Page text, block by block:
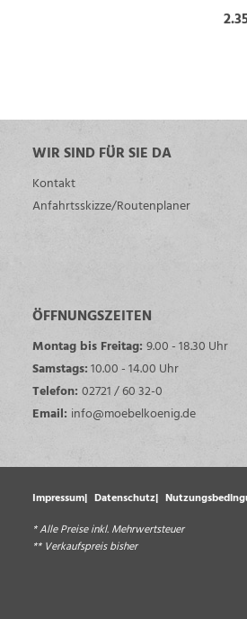
WIR SIND FÜR SIE DA
Kontakt
Anfahrtsskizze/Routenplaner
ÖFFNUNGSZEITEN
Montag bis Freitag: 9.00 - 18.30 Uhr
Samstags:10.00 - 14.00 Uhr
Telefon: 02721 / 60 32-0
Email: info@moebelkoenig.de
Impressum Datenschutz
* Alle Preise inkl. Mehrwertsteuer
** Verkaufspreis bisher